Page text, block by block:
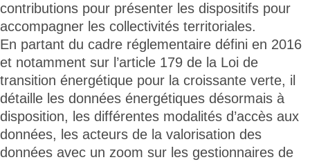
contributions pour présenter les dispositifs pour
accompagner les collectivités territoriales.
En partant du cadre réglementaire défini en 2016
et notamment sur l’article 179 de la Loi de
transition énergétique pour la croissante verte, il
détaille les données énergétiques désormais à
disposition, les différentes modalités d’accès aux
données, les acteurs de la valorisation des
données avec un zoom sur les gestionnaires de